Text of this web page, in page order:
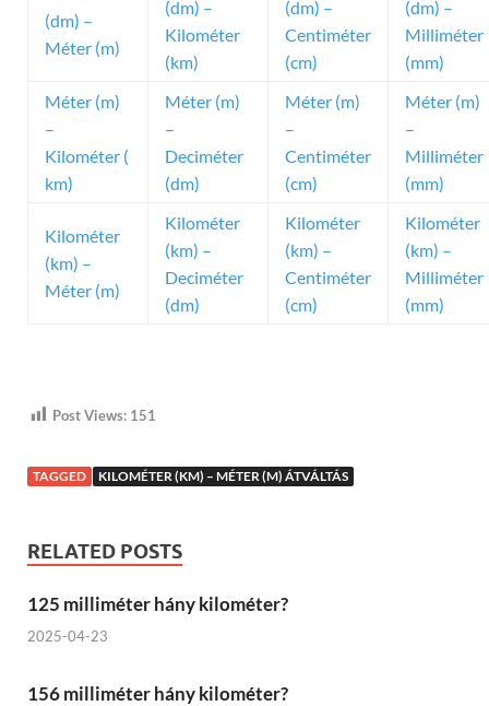
(dm) –
Méter (m)
(dm) –
Kilométer
(km)
(dm) –
Centiméter
(cm)
(dm) –
Milliméter
(mm)
Méter (m)
–
Kilométer (
km)
Méter (m)
–
Deciméter
(dm)
Méter (m)
–
Centiméter
(cm)
Méter (m)
–
Milliméter
(mm)
Kilométer
(km) –
Méter (m)
Kilométer
(km) –
Deciméter
(dm)
Kilométer
(km) –
Centiméter
(cm)
Kilométer
(km) –
Milliméter
(mm)
Post Views: 151
TAGGED KILOMÉTER (KM) – MÉTER (M) ÁTVÁLTÁS
RELATED POSTS
125 milliméter hány kilométer?
2025-04-23
156 milliméter hány kilométer?